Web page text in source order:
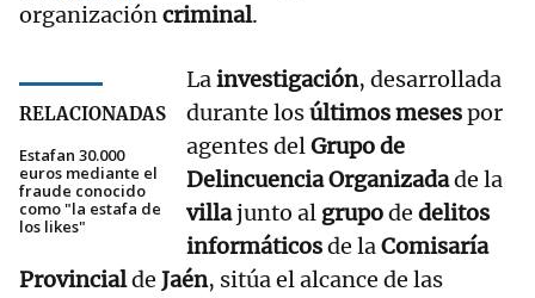
organizacióncriminal.
RELACIONADAS
Estafan 30.000
euros mediante el
fraude conocido
como "la estafa de
los likes"
Lainvestigación, desarrollada
durante losúltimos mesespor
agentes delGrupo de
Delincuencia Organizadade la
villajunto al grupode delitos
informáticosde laComisaría
Provincialde Jaén, sitúa el alcance de las